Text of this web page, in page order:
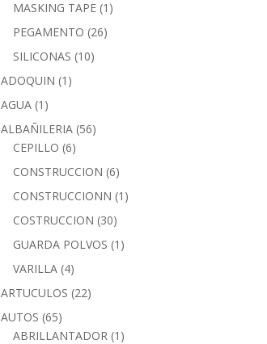
MASKING TAPE (1)
PEGAMENTO (26)
SILICONAS (10)
ADOQUIN (1)
AGUA (1)
ALBAÑILERIA (56)
CEPILLO (6)
CONSTRUCCION (6)
CONSTRUCCIONN (1)
COSTRUCCION (30)
GUARDA POLVOS (1)
VARILLA (4)
ARTUCULOS (22)
AUTOS (65)
ABRILLANTADOR (1)